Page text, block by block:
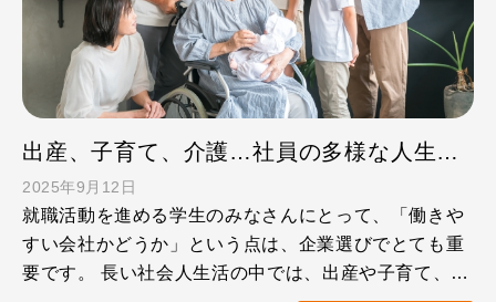
出産、子育て、介護…社員の多様な人生をサポートブックオフの福利厚生制度をチェック
2025年9月12日
就職活動を進める学生のみなさんにとって、「働きや
すい会社かどうか」という点は、企業選びでとても重
要です。 長い社会人生活の中では、出産や子育て、介